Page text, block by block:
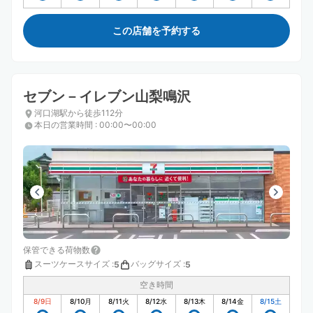
この店舗を予約する
セブン－イレブン山梨鳴沢
河口湖駅から徒歩112分
本日の営業時間 : 00:00〜00:00
保管できる荷物数
スーツケースサイズ :5 バッグサイズ :5
空き時間
8/9日 8/10月 8/11火 8/12水 8/13木 8/14金 8/15土